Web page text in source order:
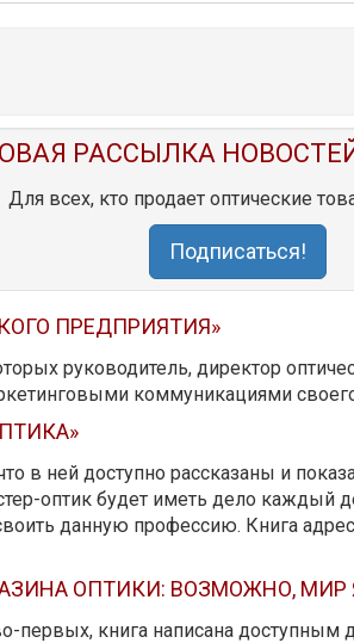
РАССЫЛКА НОВОСТЕЙ
Для всех, кто продает оптические
Подписаться!
ПРЕДПРИЯТИЯ»
руководитель, директор
коммуникациями
в ней доступно рассказаны и
оптик будет иметь дело каждый
данную профессию. Книга
ОПТИКИ: ВОЗМОЖНО, МИР
первых, книга написана